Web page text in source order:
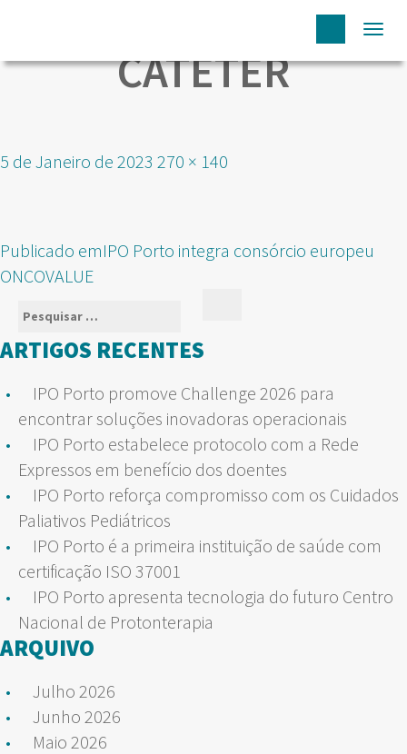
CATETER
Publicado
5 de Janeiro de 2023 Tamanho
270 × 140
NAVEGAÇÃO
DE
ARTIGOS
Publicado emIPO Porto integra consórcio europeu
ONCOVALUE
Pesquisar
por:
ARTIGOS RECENTES
IPO Porto promove Challenge 2026 para
encontrar soluções inovadoras operacionais
IPO Porto estabelece protocolo com a Rede
Expressos em benefício dos doentes
IPO Porto reforça compromisso com os Cuidados
Paliativos Pediátricos
IPO Porto é a primeira instituição de saúde com
certificação ISO 37001
IPO Porto apresenta tecnologia do futuro Centro
Nacional de Protonterapia
ARQUIVO
Julho 2026
Junho 2026
Maio 2026